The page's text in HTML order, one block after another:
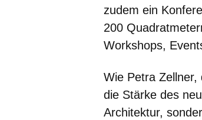
zudem ein
200
Workshops,
Wie Petra
die Stärke des
Architektur,